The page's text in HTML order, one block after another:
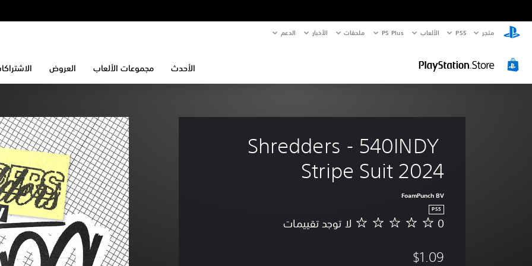
متجر PS5‏ الألعاب PS Plus ملحقات الأخبار الدعم
الأحدث مجموعات الألعاب العروض
Shredders - 540INDY
Stripe Suit 2024
FoamPunch BV
PS5
ل
و
0 لا توجد تقييمات
$1.09